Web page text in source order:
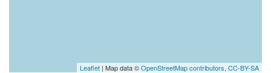
Leaflet | Map data ©OpenStreetMap contributors, CC-BY-SA